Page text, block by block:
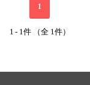
1
1 - 1件 （全 1件）